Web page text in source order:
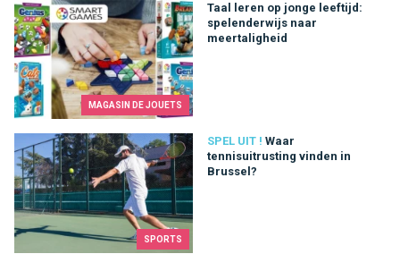
MAGASIN DE JOUETS
Taal leren op jonge leeftijd:
spelenderwijs naar
meertaligheid
Taal leren op jonge leeftijd: spelenderwijs naar meertaligheid
SPORTS
SPEL UIT ! Waar
tennisuitrusting vinden in
Brussel?
Waar tennisuitrusting vinden in Brussel?